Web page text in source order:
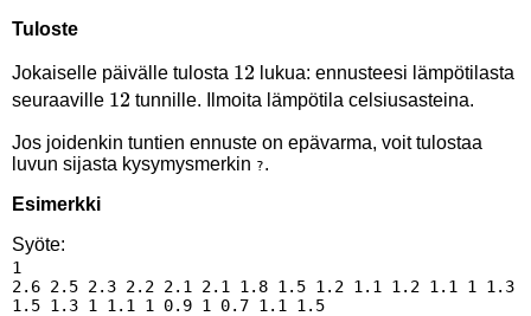
Tuloste
Jokaiselle päivälle tulosta 12
12 lukua: ennusteesi lämpötilasta
seuraaville 12
12 tunnille. Ilmoita lämpötila celsiusasteina.
Jos joidenkin tuntien ennuste on epävarma, voit tulostaa
luvun sijasta kysymysmerkin ?.
Esimerkki
Syöte:
1
2.6 2.5 2.3 2.2 2.1 2.1 1.8 1.5 1.2 1.1 1.2 1.1 1 1.3
1.5 1.3 1 1.1 1 0.9 1 0.7 1.1 1.5